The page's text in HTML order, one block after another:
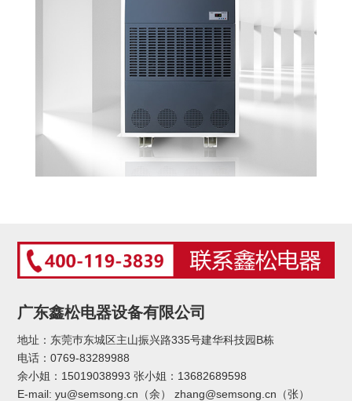
广东鑫松电器设备有限公司
地址：东莞巿东城区主山振兴路335号建华科技园B栋
电话：0769-83289988
余小姐：15019038993 张小姐：13682689598
E-mail: yu@semsong.cn（余） zhang@semsong.cn（张）